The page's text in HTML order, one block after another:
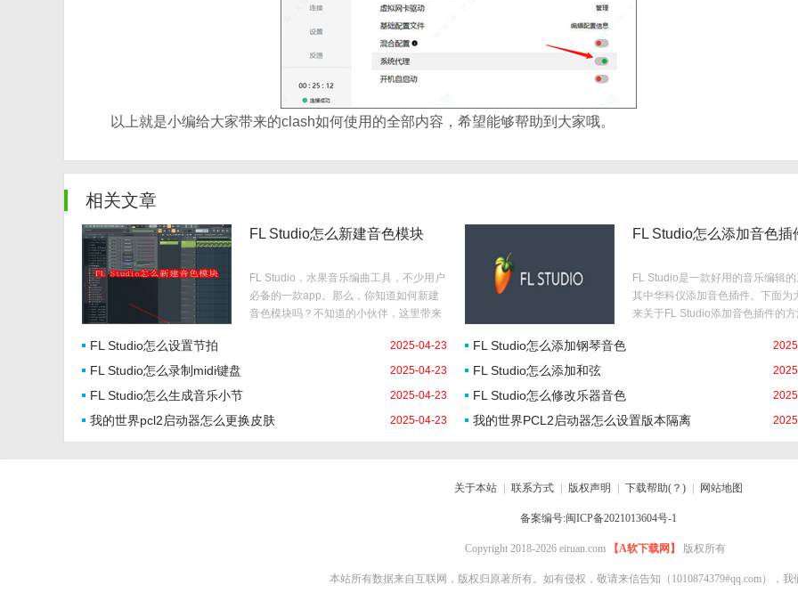
以上就是小编给大家带来的clash如何使用的全部内容，希望能够帮助到大家哦。
相关文章
FL Studio怎么新建音色模块
FL Studio，水果音乐编曲工具，不少用户
必备的一款app。那么，你知道如何新建
音色模块吗？不知道的小伙伴，这里带来
Studio怎么新建音色模块1、打开FL
Studio软件，确保你已经进入了音乐编辑
FL Studio怎么添加音色插
FL Studio是一款好用的音乐编辑的
其中华科仪添加音色插件。下面为
来关于FL Studio添加音色插件的方
Studio怎么添加音色插件1、打开
2025-04-23
FL Studio怎么设置节拍 FL Studio怎么添加钢琴音色
2025-04-23
FL Studio怎么录制midi键盘 FL Studio怎么添加和弦
2025-04-23
FL Studio怎么生成音乐小节 FL Studio怎么修改乐器音色
2025-04-23
我的世界pcl2启动器怎么更换皮肤 我的世界PCL2启动器怎么设置版本隔离
关于本站 联系方式 版权声明 下载帮助(？) 网站地图
备案编号:闽ICP备2021013604号-1
Copyright 2018-2026 eiruan.com 【A软下载网】 版权所有
本站所有数据来自互联网，版权归原著所有。如有侵权，敬请来信告知 （1010874379#qq.com），